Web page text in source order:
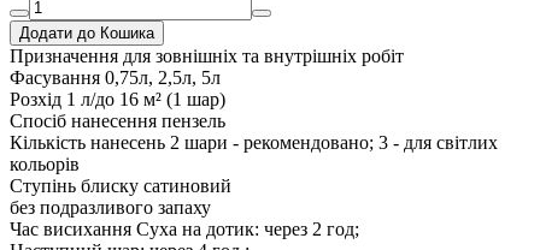
Додати до Кошика
Призначення для зовнішніх та внутрішніх робіт
Фасування 0,75л, 2,5л, 5л
Розхід 1 л/до 16 м² (1 шар)
Спосіб нанесення пензель
Кількість нанесень 2 шари - рекомендовано; 3 - для світлих
кольорів
Ступінь блиску сатиновий
без подразливого запаху
Час висихання Суха на дотик: через 2 год;